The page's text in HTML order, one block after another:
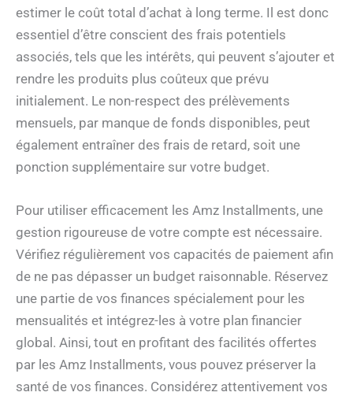
estimer le coût total d’achat à long terme. Il est donc
essentiel d’être conscient des frais potentiels
associés, tels que les intérêts, qui peuvent s’ajouter et
rendre les produits plus coûteux que prévu
initialement. Le non-respect des prélèvements
mensuels, par manque de fonds disponibles, peut
également entraîner des frais de retard, soit une
ponction supplémentaire sur votre budget.
Pour utiliser efficacement les Amz Installments, une
gestion rigoureuse de votre compte est nécessaire.
Vérifiez régulièrement vos capacités de paiement afin
de ne pas dépasser un budget raisonnable. Réservez
une partie de vos finances spécialement pour les
mensualités et intégrez-les à votre plan financier
global. Ainsi, tout en profitant des facilités offertes
par les Amz Installments, vous pouvez préserver la
santé de vos finances. Considérez attentivement vos